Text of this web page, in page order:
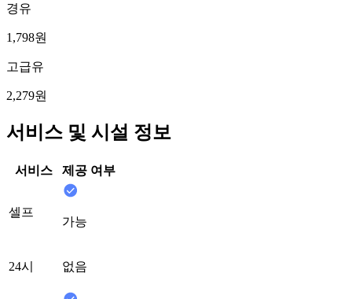
경유
1,798원
고급유
2,279원
서비스 및 시설 정보
서비스 제공 여부
셀프
가능
24시 없음